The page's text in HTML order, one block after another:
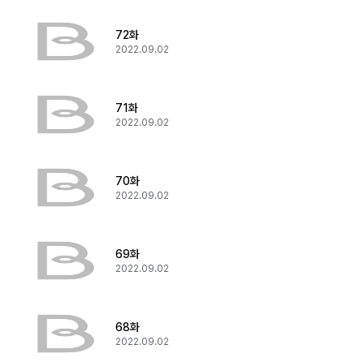
72화
2022.09.02
71화
2022.09.02
70화
2022.09.02
69화
2022.09.02
68화
2022.09.02